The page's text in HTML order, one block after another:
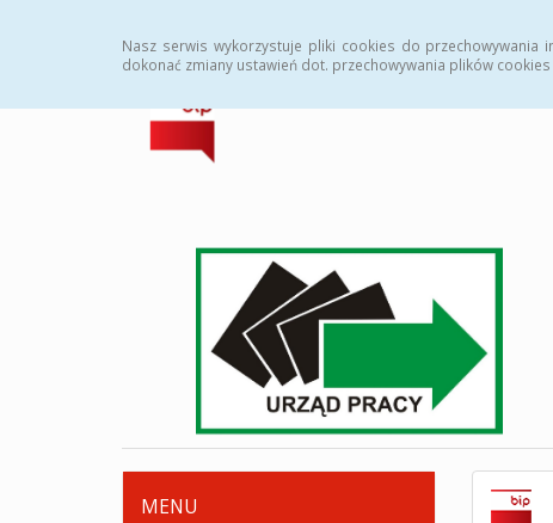
Nasz serwis wykorzystuje pliki cookies do przechowywania
dokonać zmiany ustawień dot. przechowywania plików
MENU